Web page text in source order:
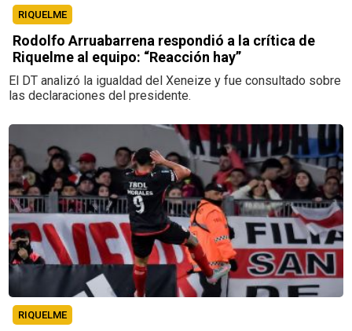
RIQUELME
Rodolfo Arruabarrena respondió a la crítica de
Riquelme al equipo: “Reacción hay”
El DT analizó la igualdad del Xeneize y fue consultado sobre
las declaraciones del presidente.
RIQUELME